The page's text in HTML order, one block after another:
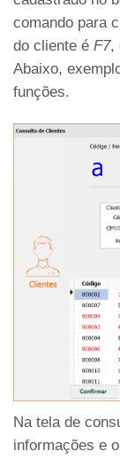
comando para
do cliente é F7,
Abaixo,
funções.
Na tela de
informações e